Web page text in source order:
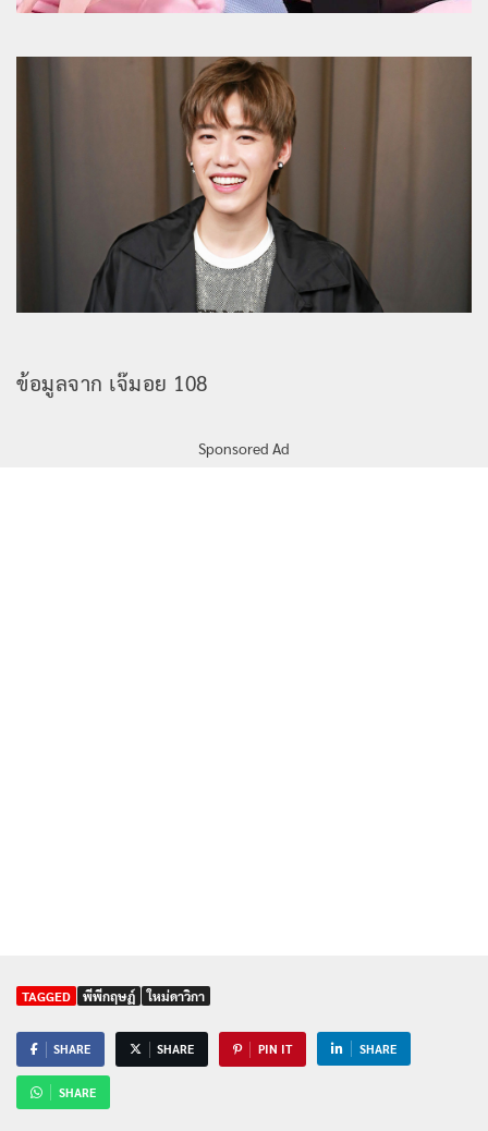
ข้อมูลจาก เจ๊มอย 108
Sponsored Ad
TAGGED พีพีกฤษฏ์ ใหม่ดาวิกา
SHARE SHARE PIN IT SHARE
SHARE